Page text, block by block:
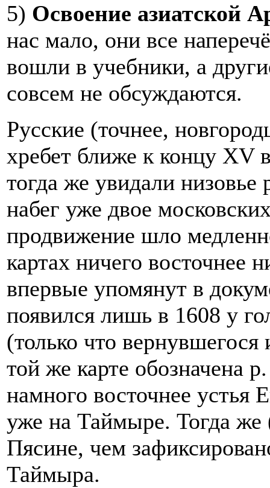
5) Освоение азиатской
нас мало, они все
вошли в учебники, а
совсем не обсуждаются.
Русские (точнее,
хребет ближе к концу XV
тогда же увидали
набег уже двое
продвижение шло
картах ничего восточнее
впервые упомянут в
появился лишь в 1608 у
(только что
той же карте обозначена
намного восточнее устья
уже на Таймыре. Тогда же
Пясине, чем
Таймыра.